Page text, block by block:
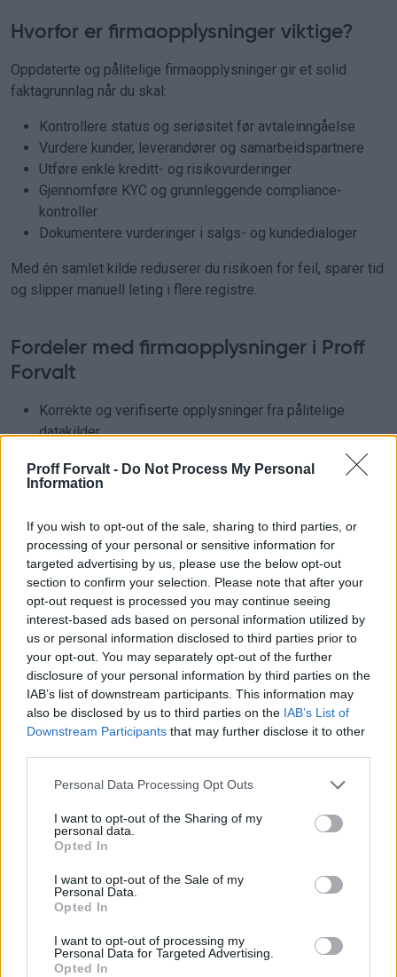
Proff Forvalt - Do Not Process My Personal
Information
If you wish to opt-out of the sale, sharing to third parties, or
processing of your personal or sensitive information for
targeted advertising by us, please use the below opt-out
section to confirm your selection. Please note that after your
opt-out request is processed you may continue seeing
interest-based ads based on personal information utilized by
us or personal information disclosed to third parties prior to
your opt-out. You may separately opt-out of the further
disclosure of your personal information by third parties on the
IAB’s list of downstream participants. This information may
also be disclosed by us to third parties on the IAB’s List of
Downstream Participants that may further disclose it to other
Please note that this website/app uses one or more Google
not limited to your visit or usage behaviour. You may click to
grant or deny consent to Google and its third-party tags to
use your data for below specified purposes in below Google
consent section.
Personal Data Processing Opt Outs
I want to opt-out of the Sharing of my
personal data.
Opted In
I want to opt-out of the Sale of my
Personal Data.
Opted In
I want to opt-out of processing my
Personal Data for Targeted Advertising.
Opted In
Hvorfor er firmaopplysninger viktige?
Oppdaterte og pålitelige firmaopplysninger gir et solid
faktagrunnlag når du skal:
Kontrollere status og seriøsitet før avtaleinngåelse
Vurdere kunder, leverandører og samarbeidspartnere
Utføre enkle kreditt- og risikovurderinger
Gjennomføre KYC og grunnleggende compliance-
kontroller
Dokumentere vurderinger i salgs- og kundedialoger
Med én samlet kilde reduserer du risikoen for feil, sparer tid
og slipper manuell leting i flere registre.
Fordeler med firmaopplysninger i Proff
Forvalt
Korrekte og verifiserte opplysninger fra pålitelige
datakilder
Effektiv bruk i operative prosesser og daglige kontroller
Tilgjengelig både i webgrensesnitt og via API for
integrasjon i egne systemer
Bedre beslutninger starter med riktige
data
Med Proff Forvalt får du komplett oversikt over
firmaopplysninger – kombinert med kraftige analyse- og
overvåkingsverktøy.Kjøp nå – få full tilgang umiddelbart